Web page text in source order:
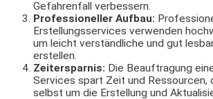
Gefahrenfall verbessern.
Professioneller Aufbau:
Erstellungsservices verwenden
um leicht verständliche und gut
erstellen.
Zeitersparnis: Die Beauftragung
Services spart Zeit und Ressourcen,
selbst um die Erstellung und